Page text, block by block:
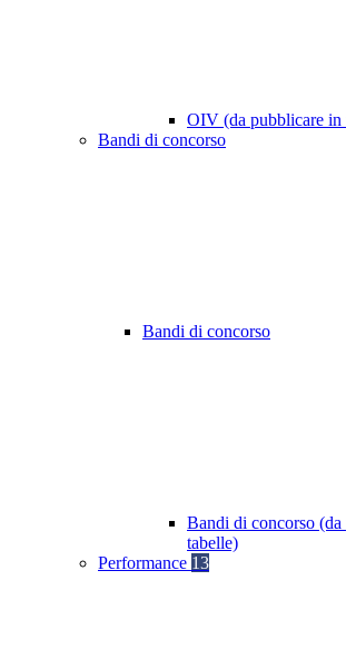
OIV (da pubblicare in
Bandi di concorso
Bandi di concorso
Bandi di concorso
tabelle)
Performance 13